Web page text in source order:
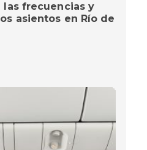
las frecuencias y
asientos en Río de